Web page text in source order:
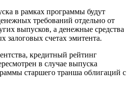
в рамках программы будут
требований отдельно от
выпусков, а денежные средства
залоговых счетах эмитента.
кредитный рейтинг
в случае выпуска
старшего транша облигаций с